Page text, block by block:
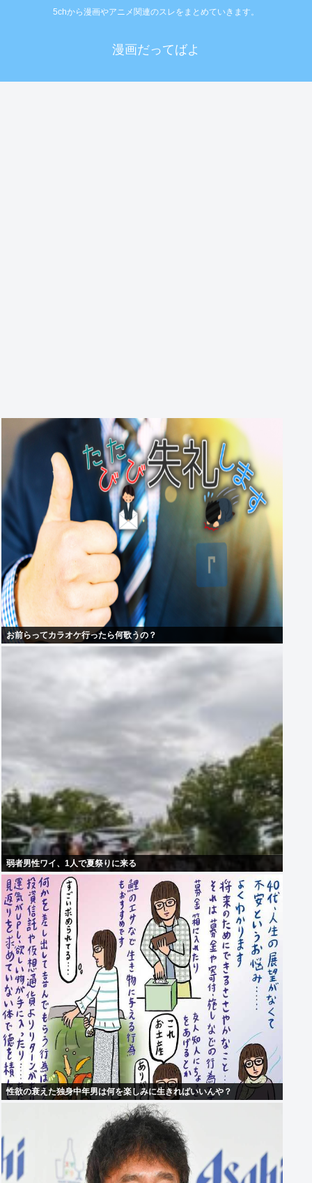
5chから漫画やアニメ関連のスレをまとめていきます。
漫画だってばよ
お前らってカラオケ行ったら何歌うの？
弱者男性ワイ、1人で夏祭りに来る
性欲の衰えた独身中年男は何を楽しみに生きればいいんや？